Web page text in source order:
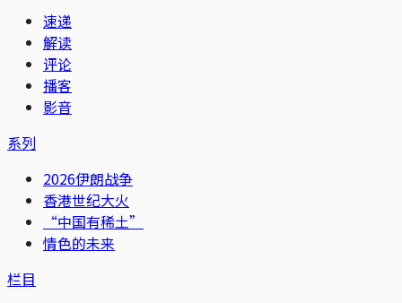
速递
解读
评论
播客
影音
系列
2026伊朗战争
香港世纪大火
“中国有稀土”
情色的未来
栏目